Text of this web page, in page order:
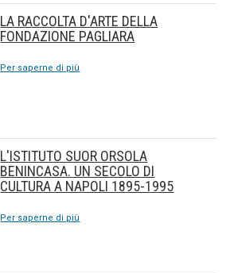
LA RACCOLTA D'ARTE DELLA
FONDAZIONE PAGLIARA
Per saperne di più
L'ISTITUTO SUOR ORSOLA
BENINCASA. UN SECOLO DI
CULTURA A NAPOLI 1895-1995
Per saperne di più